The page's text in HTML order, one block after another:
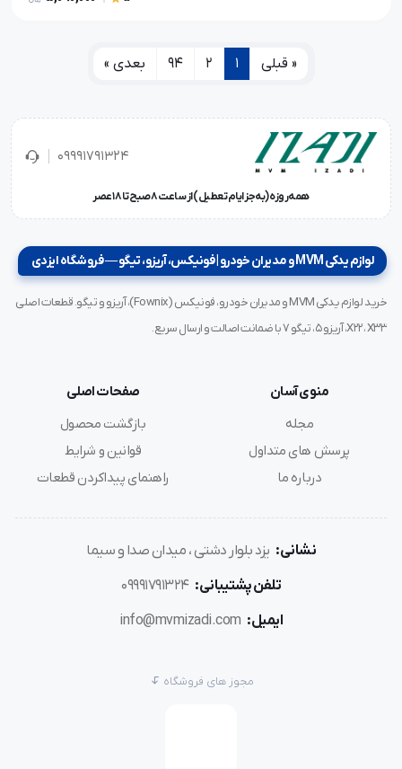
« قبلی 1
2
94 بعدی »
09991791324
همه‌روزه (به‌جز ایام تعطیل) از ساعت ۸ صبح تا ۱۸ عصر
لوازم یدکی MVM و مدیران خودرو | فونیکس، آریزو، تیگو — فروشگاه ایزدی
خرید لوازم یدکی MVM و مدیران خودرو، فونیکس (Fownix)، آریزو و تیگو. قطعات اصلی
X22، X33، آریزو ۵، تیگو ۷ با ضمانت اصالت و ارسال سریع.
منوی آسان
مجله
پرسش های متداول
درباره ما
صفحات اصلی
بازگشت محصول
قوانین و شرایط
راهنمای پیداکردن قطعات
نشانی: یزد بلوار دشتی ، میدان صدا و سیما
تلفن پشتیبانی: 09991791324
ایمیل: info@mvmizadi.com
مجوز های فروشگاه